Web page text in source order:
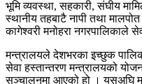
भूमि व्यवस्था, सहकारी, संघीय
स्थानीय तहबाटै नापी तथा
कागेश्वरी मनोहरा नगरपालिकाले
मन्त्रालयले देशभरका इच्छुक
सेवा हस्तान्तरण मन्त्रालयको
सञ्चालनमा आएको हो । यसअघि